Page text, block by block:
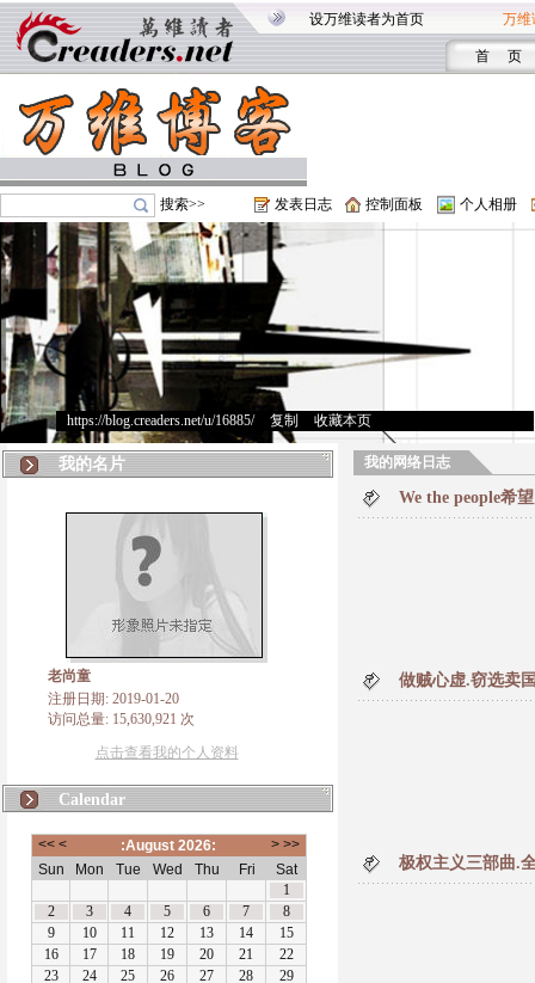
设万维读者为首页 万维
首 页
搜索>> 发表日志 控制面板 个人相册
https://blog.creaders.net/u/16885/> 复制 收藏本页
我的名片
老尚童
注册日期: 2019-01-20
访问总量: 15,630,921 次
点击查看我的个人资料
Calendar
我的网络日志
We the people希
做贼心虚.窃选卖
极权主义三部曲.